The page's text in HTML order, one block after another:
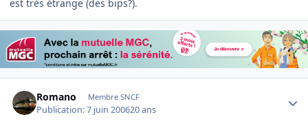
est très étrange (des bips?).
Romano Membre SNCF
Publication:7 juin 200620 ans